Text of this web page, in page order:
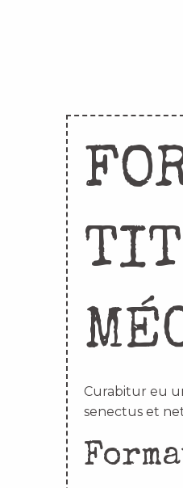
Curabitur eu
senectus et